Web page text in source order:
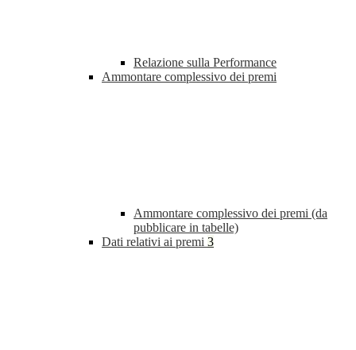
Relazione sulla Performance
Ammontare complessivo dei premi
Ammontare complessivo dei premi (da
pubblicare in tabelle)
Dati relativi ai premi 3